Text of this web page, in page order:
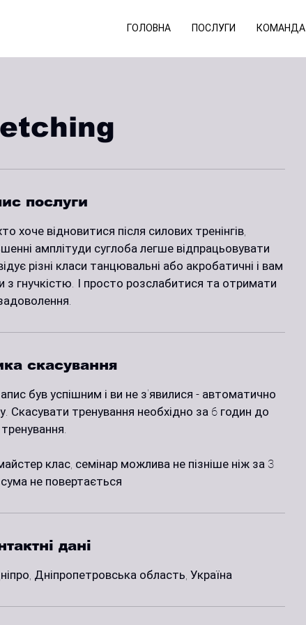
ГОЛОВНА ПОСЛУГИ КОМАНДА
послуги
хоче відновитися після силових тренінгів,
амплітуди суглоба легше відпрацьовувати
різні класи танцювальні або акробатичні і вам
гнучкістю. І просто розслабитися та отримати
скасування
був успішним і ви не з'явилися - автоматично
Скасувати тренування необхідно за 6 годин до
тренування.
клас, семінар можлива не пізніше ніж за 3
не повертається
дані
Дніпропетровська область, Україна